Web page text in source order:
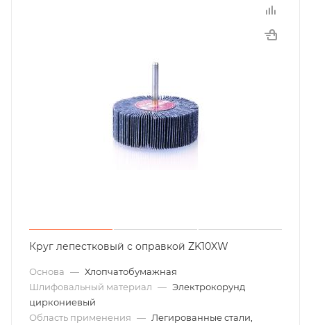
Круг лепестковый с оправкой ZK10XW
Основа — Хлопчатобумажная
Шлифовальный материал — Электрокорунд
циркониевый
Область применения — Легированные стали,